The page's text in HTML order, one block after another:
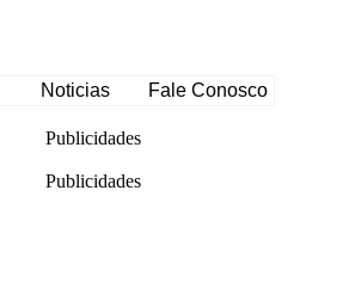
Noticias Fale Conosco
Publicidades
Publicidades